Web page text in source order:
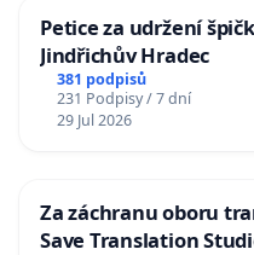
Petice za udržení
Jindřichův Hradec
381 podpisů
231 Podpisy / 7 dní
29 Jul 2026
Za záchranu oboru
Save Translation